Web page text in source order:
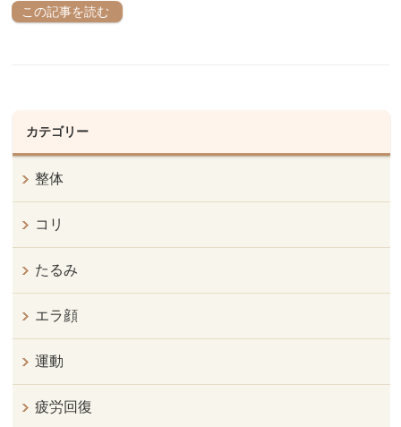
この記事を読む
カテゴリー
整体
コリ
たるみ
エラ顔
運動
疲労回復